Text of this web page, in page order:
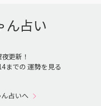
ん占い
更新！
までの 運勢を見る
占いへ